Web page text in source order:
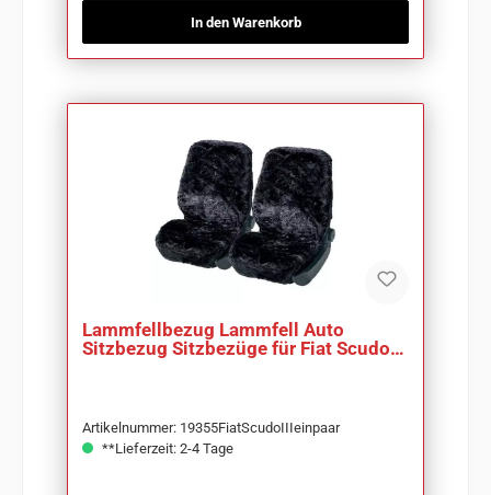
In den Warenkorb
Lammfellbezug Lammfell Auto
Sitzbezug Sitzbezüge für Fiat Scudo
Artikelnummer: 19355FiatScudoIIIeinpaar
**Lieferzeit: 2-4 Tage